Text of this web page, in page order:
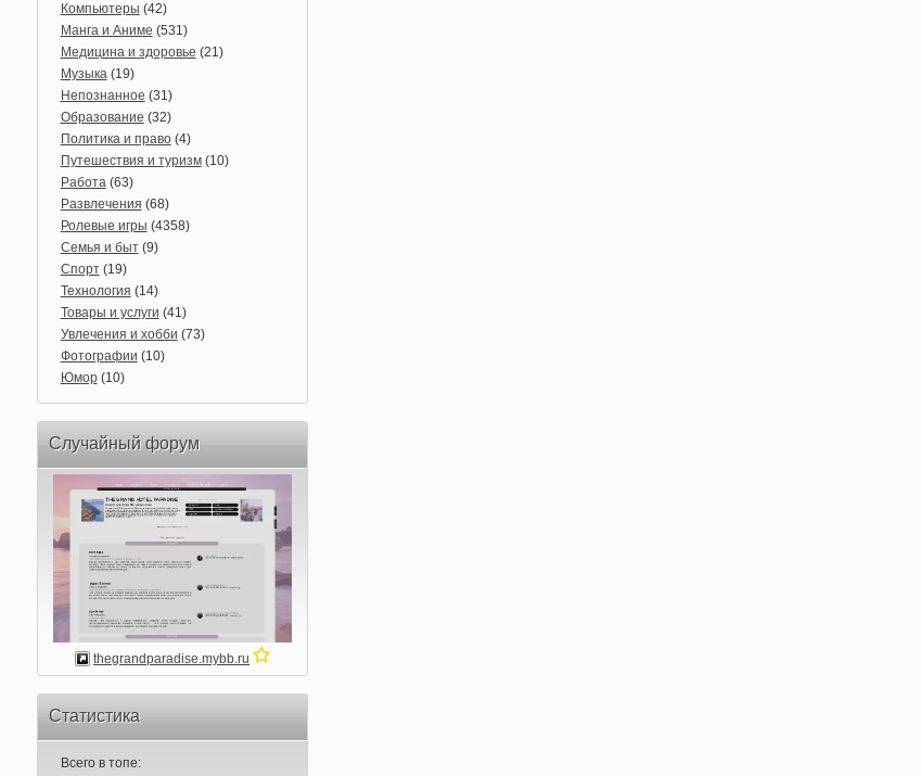
Компьютеры (42)
Манга и Аниме (531)
Медицина и здоровье (21)
Музыка(19)
Непознанное (31)
Образование (32)
Политика и право(4)
Путешествия и туризм(10)
Работа(63)
Развлечения (68)
Ролевые игры (4358)
Семья и быт(9)
Спорт(19)
Технология (14)
Товары и услуги (41)
Увлечения и хобби (73)
Фотографии (10)
Юмор(10)
Случайный форум
thegrandparadise.mybb.ru
Статистика
Всего в топе: